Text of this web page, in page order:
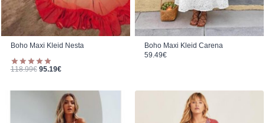
Boho Maxi Kleid Nesta
Bewertet
118.99€ Ursprünglicher Preis war: 118.99€
95.19€Aktueller Preis ist: 95.19€.
Boho Maxi Kleid Carena
59.49€